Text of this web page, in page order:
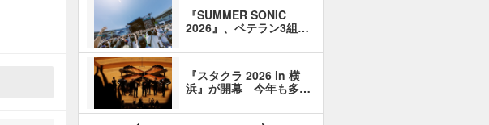
『SUMMER SONIC
2026』、ベテラン3組…
『スタクラ 2026 in 横
浜』が開幕 今年も多…